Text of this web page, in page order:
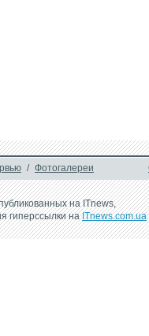
/ Фотогалереи
на ITnews,
гиперссылки наITnews.com.ua